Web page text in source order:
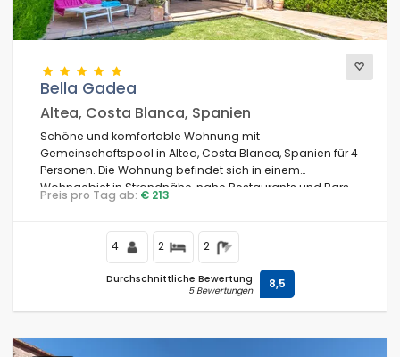
Bella Gadea
Altea, Costa Blanca, Spanien
Schöne und komfortable Wohnung mit
Gemeinschaftspool in Altea, Costa Blanca, Spanien für 4
Personen. Die Wohnung befindet sich in einem
Wohngebiet in Strandnähe, nahe Restaurants und Bars,
100 m vom La Olla Strand entfernt.
Preis pro Tag ab: € 213
4 2 2
Durchschnittliche Bewertung
5 Bewertungen 8,5